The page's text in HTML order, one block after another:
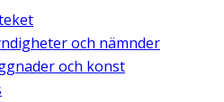
och nämnder
och konst